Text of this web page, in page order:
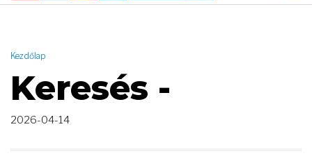
Kezdőlap
Keresés -
2026-04-14